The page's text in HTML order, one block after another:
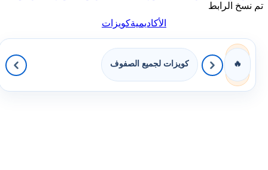
تم نسخ الرابط
الأكاديميةكويزات
🔥 كويزات لجميع الصفوف